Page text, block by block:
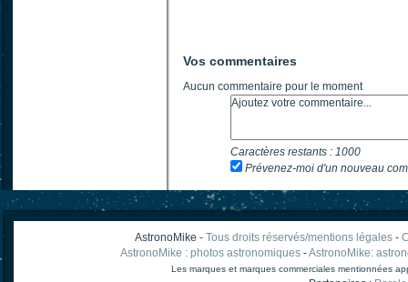
Vos commentaires
Aucun commentaire pour le moment
Caractères restants : 1000
Prévenez-moi d'un nouveau
AstronoMike - Tous droits réservés/mentions légales-
AstronoMike : photos astronomiques -AstronoMike:
Les marques et marques commerciales mentionnées